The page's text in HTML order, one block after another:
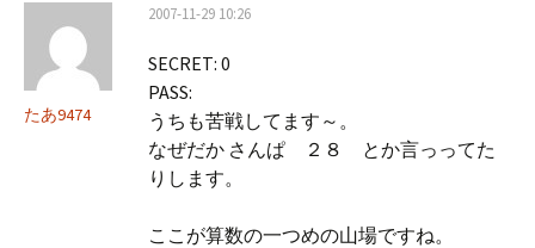
たあ9474
2007-11-29 10:26
SECRET: 0
PASS:
うちも苦戦してます～。
なぜだか さんぱ ２８ とか言っってた
りします。
ここが算数の一つめの山場ですね。